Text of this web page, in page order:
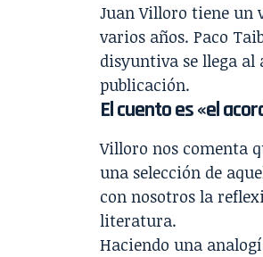
Juan Villoro tiene un
varios años. Paco
disyuntiva se llega al
publicación.
El cuento es «el
Villoro nos comenta
una selección de
con nosotros la
literatura.
Haciendo una